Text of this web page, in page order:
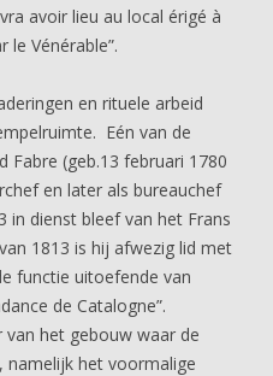
avoir lieu au local érigé à
Vénérable”.
en rituele arbeid
Eén van de
Fabre (geb.13 februari 1780
en later als bureauchef
in dienst bleef van het Frans
1813 is hij afwezig lid met
functie uitoefende van
de Catalogne”.
van het gebouw waar de
namelijk het voormalige